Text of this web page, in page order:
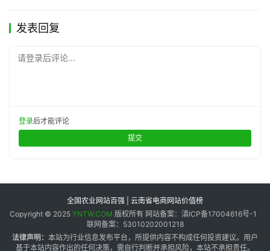
发表回复
请登录后评论...
登录后才能评论
提交
全国农业网站百强 | 云南省电商网站价值榜
Copyright © 2025 YNTW.COM 版权所有 网站备案：滇ICP备17004616号-1
联网备案：53010202001218
法律声明： 本站为行业信息发布平台，所提供内容不构成任何投资建议。用户
基于本站内容作出的任何决策，需自行判断并承担风险，本站不承担责任。